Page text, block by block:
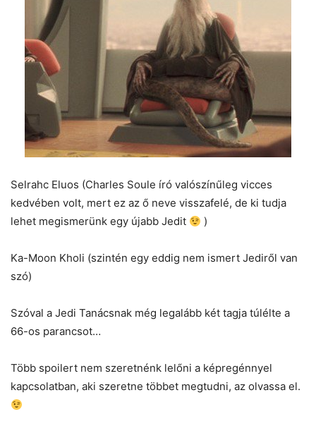
Selrahc Eluos (Charles Soule író valószínűleg vicces
kedvében volt, mert ez az ő neve visszafelé, de ki tudja
lehet megismerünk egy újabb Jedit
)
Ka-Moon Kholi (szintén egy eddig nem ismert Jediről van
szó)
Szóval a Jedi Tanácsnak még legalább két tagja túlélte a
66-os parancsot…
Több spoilert nem szeretnénk lelőni a képregénnyel
kapcsolatban, aki szeretne többet megtudni, az olvassa el.